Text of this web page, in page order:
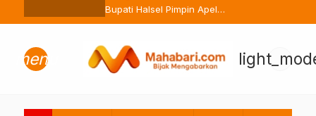
Ternate Buang Sembarangan
Bupati Halsel Pimpin Apel
Perdana Pasca Lebaran, Tekan
menu